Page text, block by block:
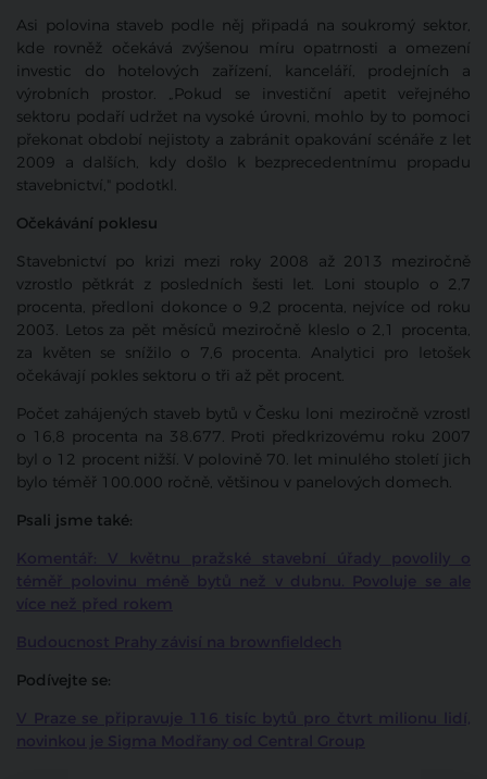
Asi polovina staveb podle něj připadá na soukromý sektor,
kde rovněž očekává zvýšenou míru opatrnosti a omezení
investic do hotelových zařízení, kanceláří, prodejních a
výrobních prostor. „Pokud se investiční apetit veřejného
sektoru podaří udržet na vysoké úrovni, mohlo by to pomoci
překonat období nejistoty a zabránit opakování scénáře z let
2009 a dalších, kdy došlo k bezprecedentnímu propadu
stavebnictví," podotkl.
Očekávání poklesu
Stavebnictví po krizi mezi roky 2008 až 2013 meziročně
vzrostlo pětkrát z posledních šesti let. Loni stouplo o 2,7
procenta, předloni dokonce o 9,2 procenta, nejvíce od roku
2003. Letos za pět měsíců meziročně kleslo o 2,1 procenta,
za květen se snížilo o 7,6 procenta. Analytici pro letošek
očekávají pokles sektoru o tři až pět procent.
Počet zahájených staveb bytů v Česku loni meziročně vzrostl
o 16,8 procenta na 38.677. Proti předkrizovému roku 2007
byl o 12 procent nižší. V polovině 70. let minulého století jich
bylo téměř 100.000 ročně, většinou v panelových domech.
Psali jsme také:
Komentář: V květnu pražské stavební úřady povolily o
téměř polovinu méně bytů než v dubnu. Povoluje se ale
více než před rokem
Budoucnost Prahy závisí na brownfieldech
Podívejte se:
V Praze se připravuje 116 tisíc bytů pro čtvrt milionu lidí,
novinkou je Sigma Modřany od Central Group